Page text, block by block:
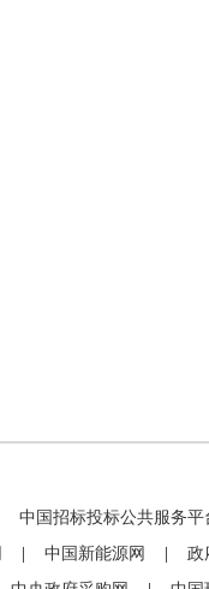
中国招标投标公共服务平
中国新能源网 政